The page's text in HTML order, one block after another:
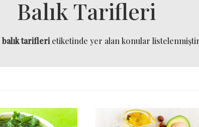
Balık Tarifleri
balık tariflerietiketinde yer alan konular